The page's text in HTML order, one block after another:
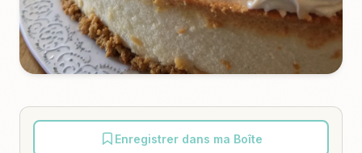
Enregistrer dans ma Boîte